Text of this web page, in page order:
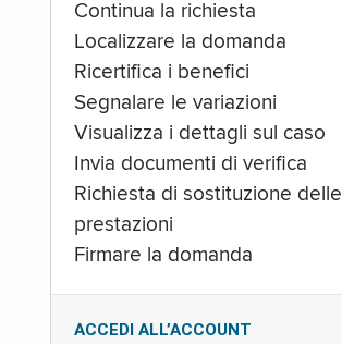
Continua la richiesta
Localizzare la domanda
Ricertifica i benefici
Segnalare le variazioni
Visualizza i dettagli sul caso
Invia documenti di verifica
Richiesta di sostituzione delle
prestazioni
Firmare la domanda
ACCEDI ALL’ACCOUNT